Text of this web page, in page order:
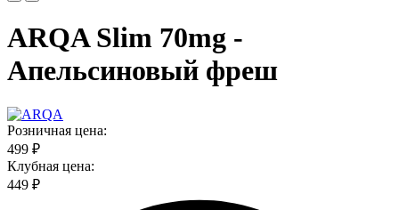
ARQA Slim 70mg -
Апельсиновый фреш
Розничная цена:
499 ₽
Клубная цена:
449 ₽